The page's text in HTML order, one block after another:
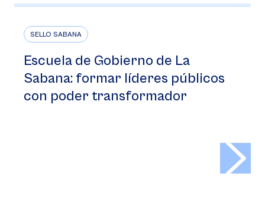
SELLO SABANA
Escuela de Gobierno de La
Sabana: formar líderes públicos
con poder transformador